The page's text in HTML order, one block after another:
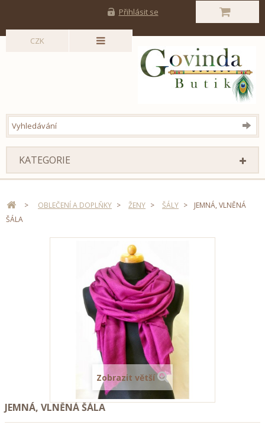
Přihlásit se
CZK
KATEGORIE
> OBLEČENÍ A DOPLŇKY > ŽENY > ŠÁLY >
JEMNÁ, VLNĚNÁ
ŠÁLA
Zobrazit větší
JEMNÁ, VLNĚNÁ ŠÁLA